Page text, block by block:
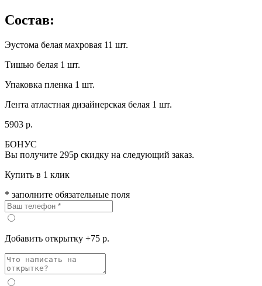
Состав:
Эустома белая махровая 11 шт.
Тишью белая 1 шт.
Упаковка пленка 1 шт.
Лента атластная дизайнерская белая 1 шт.
5903 р.
БОНУС
Вы получите 295р скидку на следующий заказ.
Купить в 1 клик
* заполните обязательные поля
Добавить открытку +75 р.